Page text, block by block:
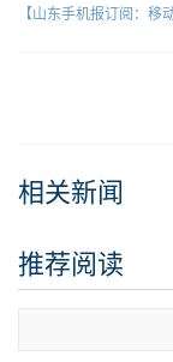
【山东手机报订阅：移
相关新闻
推荐阅读